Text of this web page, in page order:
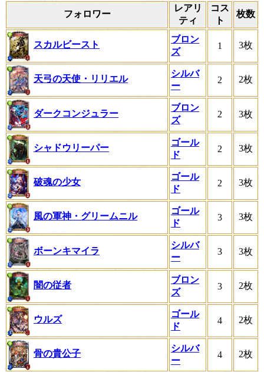
フォロワー
レアリ
ティ
コス
ト
枚数
スカルビースト
ブロン
ズ
1 3枚
天弓の天使・リリエル
シルバ
ー
2 2枚
ダークコンジュラー
ブロン
ズ
2 3枚
シャドウリーパー
ゴール
ド
2 3枚
破魂の少女
ゴール
ド
2 3枚
風の軍神・グリームニル
ゴール
ド
3 3枚
ボーンキマイラ
シルバ
ー
3 3枚
闇の従者
ブロン
ズ
3 2枚
ウルズ
ゴール
ド
4 2枚
骨の貴公子
シルバ
ー
4 2枚